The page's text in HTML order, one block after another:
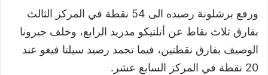
ورفع برشلونة رصيده الى 54 نقطة في المركز الثالث
بفارق ثلاث نقاط عن أتلتيكو مدريد الرابع، وخلف جيرونا
الوصيف بفارق نقطتين، فيما تجمد رصيد سيلتا فيغو عند
20 نقطة في المركز السابع عشر.